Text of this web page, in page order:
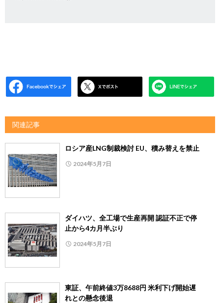
関連記事
ロシア産LNG制裁検討 EU、積み替えを禁止
2024年5月7日
ダイハツ、全工場で生産再開 認証不正で停
止から4カ月半ぶり
2024年5月7日
東証、午前終値3万8688円 米利下げ開始遅
れとの懸念後退